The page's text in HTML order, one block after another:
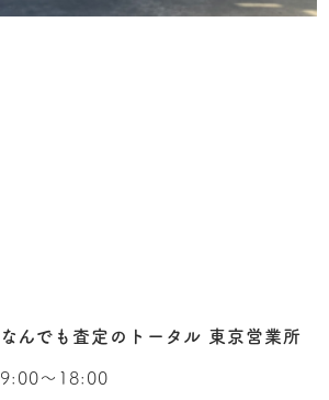
なんでも査定のトータル 東京営業所
9:00〜18:00